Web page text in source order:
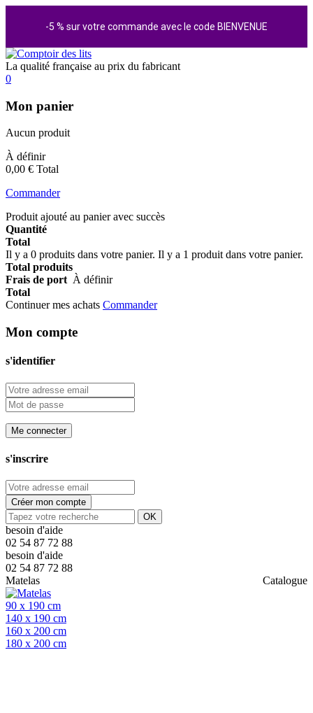
-5 % sur votre commande avec le code BIENVENUE
La qualité française au prix du fabricant
0
Mon panier
Aucun produit
À définir
0,00 € Total
Commander
Produit ajouté au panier avec succès
Quantité
Total
Il y a 0 produits dans votre panier. Il y a 1 produit dans votre panier.
Total produits
Frais de port À définir
Total
Continuer mes achats Commander
Mon compte
s'identifier
Me connecter
s'inscrire
Créer mon compte
OK
besoin d'aide
02 54 87 72 88
besoin d'aide
02 54 87 72 88
Catalogue
Matelas
90 x 190 cm
140 x 190 cm
160 x 200 cm
180 x 200 cm